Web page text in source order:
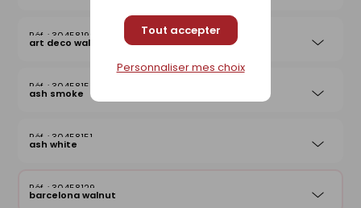
Tout accepter
Personnaliser mes choix
30458199
art deco walnut
30458152
ash smoke
30458151
ash white
30458129
barcelona walnut